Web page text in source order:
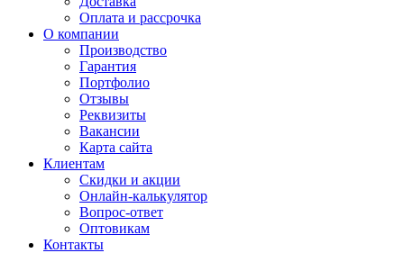
Оплата и рассрочка
О компании
Производство
Гарантия
Портфолио
Отзывы
Реквизиты
Вакансии
Карта сайта
Клиентам
Скидки и акции
Онлайн-калькулятор
Вопрос-ответ
Оптовикам
Контакты